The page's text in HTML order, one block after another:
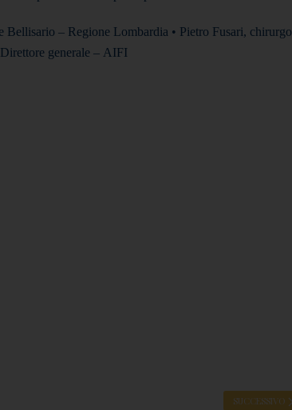
– Regione Lombardia • Pietro Fusari, chirurgo
generale – AIFI
SUCCESSIVO